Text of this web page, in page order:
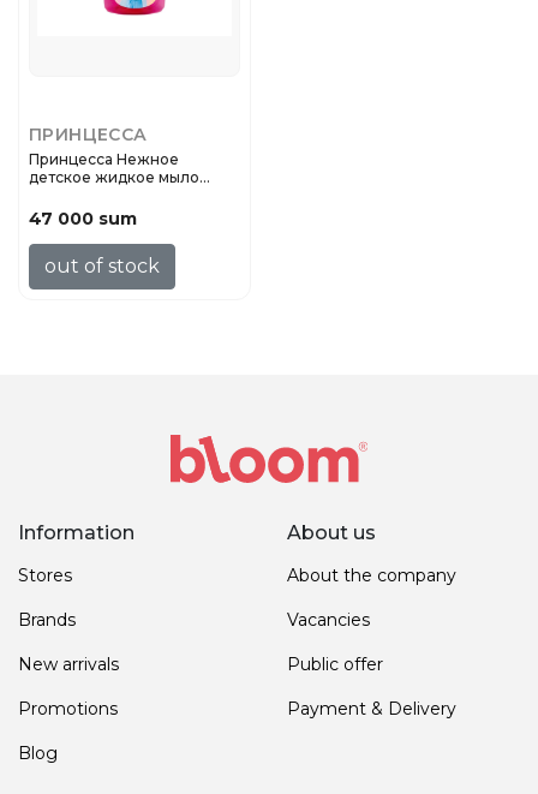
ПРИНЦЕССА
Принцесса Нежное
детское жидкое мыло
47 000 sum
out of stock
Information
Stores
Brands
New arrivals
Promotions
Blog
About us
About the company
Vacancies
Public offer
Payment & Delivery